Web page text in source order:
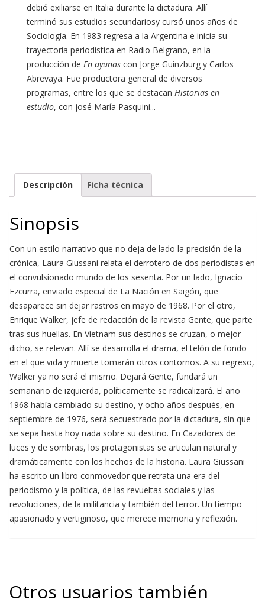
debió exiliarse en Italia durante la dictadura. Allí
terminó sus estudios secundariosy cursó unos años de
Sociología. En 1983 regresa a la Argentina e inicia su
trayectoria periodística en Radio Belgrano, en la
producción de En ayunas con Jorge Guinzburg y Carlos
Abrevaya. Fue productora general de diversos
programas, entre los que se destacan Historias en
estudio, con josé María Pasquini...
Descripción Ficha técnica
Sinopsis
Con un estilo narrativo que no deja de lado la precisión de la
crónica, Laura Giussani relata el derrotero de dos periodistas en
el convulsionado mundo de los sesenta. Por un lado, Ignacio
Ezcurra, enviado especial de La Nación en Saigón, que
desaparece sin dejar rastros en mayo de 1968. Por el otro,
Enrique Walker, jefe de redacción de la revista Gente, que parte
tras sus huellas. En Vietnam sus destinos se cruzan, o mejor
dicho, se relevan. Allí se desarrolla el drama, el telón de fondo
en el que vida y muerte tomarán otros contornos. A su regreso,
Walker ya no será el mismo. Dejará Gente, fundará un
semanario de izquierda, políticamente se radicalizará. El año
1968 había cambiado su destino, y ocho años después, en
septiembre de 1976, será secuestrado por la dictadura, sin que
se sepa hasta hoy nada sobre su destino. En Cazadores de
luces y de sombras, los protagonistas se articulan natural y
dramáticamente con los hechos de la historia. Laura Giussani
ha escrito un libro conmovedor que retrata una era del
periodismo y la política, de las revueltas sociales y las
revoluciones, de la militancia y también del terror. Un tiempo
apasionado y vertiginoso, que merece memoria y reflexión.
Otros usuarios también